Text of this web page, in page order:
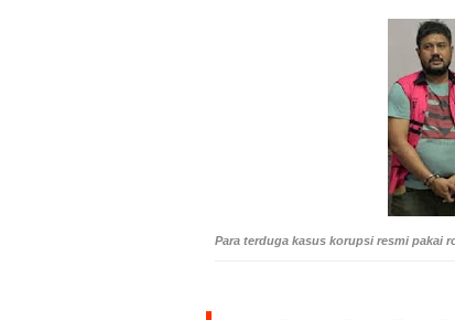
Para terduga kasus korupsi resmi pakai